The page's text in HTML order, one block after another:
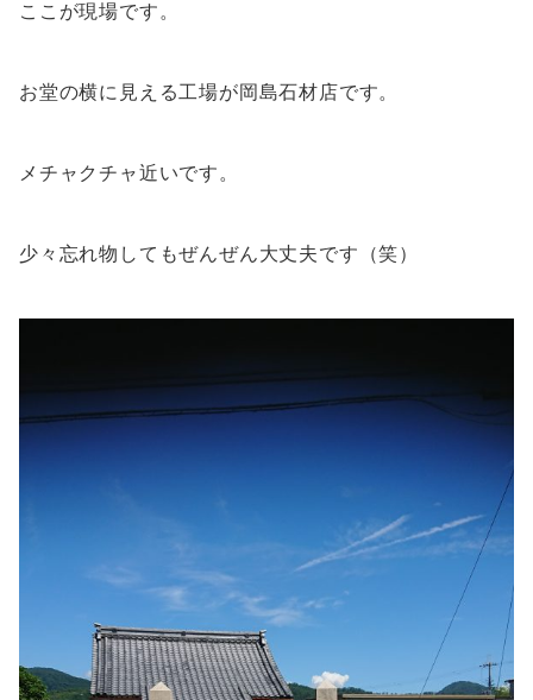
ここが現場です。
お堂の横に見える工場が岡島石材店です。
メチャクチャ近いです。
少々忘れ物してもぜんぜん大丈夫です（笑）